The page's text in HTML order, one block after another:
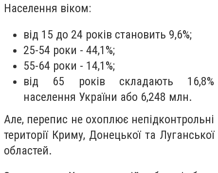
Населення віком:
від 15 до 24 років становить 9,6%;
25-54 роки - 44,1%;
55-64 роки - 14,1%;
від 65 років складають 16,8%
населення України або 6,248 млн.
Але, перепис не охоплює непідконтрольні
території Криму, Донецької та Луганської
областей.